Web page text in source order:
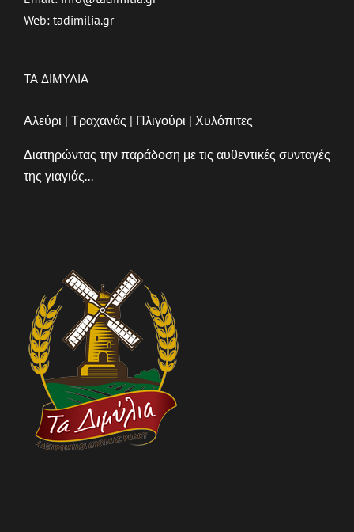
Web: tadimilia.gr
ΤΑ ΔΙΜΥΛΙΑ
Αλεύρι | Τραχανάς | Πλιγούρι | Χυλόπιτες
Διατηρώντας την παράδοση με τις αυθεντικές συνταγές
της γιαγιάς...